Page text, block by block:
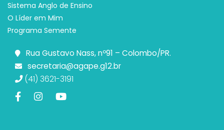
Sistema Anglo de Ensino
O Líder em Mim
Programa Semente
Rua Gustavo Nass, nº91 – Colombo/PR.
secretaria@agape.g12.br
(41) 3621-3191